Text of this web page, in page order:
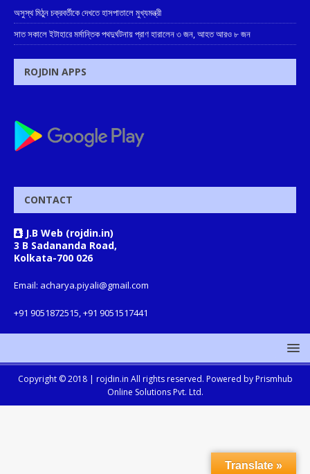
অসুস্থ মিঠুন চক্রবর্তীকে দেখতে হাসপাতালে মুখ্যমন্ত্রী
সাত সকালে ইটাহারে মর্মান্তিক পথদুর্ঘটনায় প্রাণ হারালেন ৩ জন, আহত আরও ৮ জন
ROJDIN APPS
CONTACT
J.B Web (rojdin.in)
3 B Sadananda Road,
Kolkata-700 026
Email: acharya.piyali@gmail.com
+91 9051872515, +91 9051517441
Copyright © 2018 | rojdin.in All rights reserved. Powered by Prismhub
Online Solutions Pvt. Ltd.
Translate »